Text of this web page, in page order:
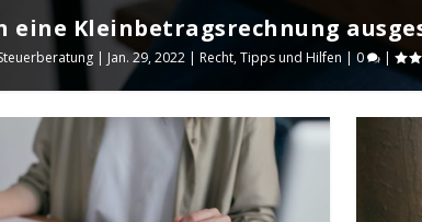
eine Kleinbetragsrechnung
| Jan. 29, 2022 |Recht,Tipps und Hilfen |0 |